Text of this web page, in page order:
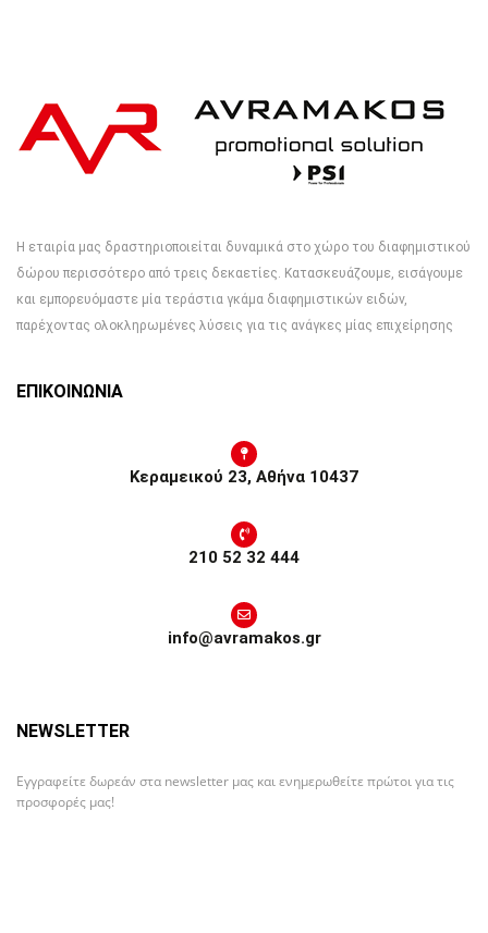
Η εταιρία μας δραστηριοποιείται δυναμικά στο χώρο του διαφημιστικού
δώρου περισσότερο από τρεις δεκαετίες. Κατασκευάζουμε, εισάγουμε
και εμπορευόμαστε μία τεράστια γκάμα διαφημιστικών ειδών,
παρέχοντας ολοκληρωμένες λύσεις για τις ανάγκες μίας επιχείρησης
ΕΠΙΚΟΙΝΩΝΙΑ
Κεραμεικού 23, Αθήνα 10437
210 52 32 444
info@avramakos.gr
NEWSLETTER
Εγγραφείτε δωρεάν στα newsletter μας και ενημερωθείτε πρώτοι για τις
προσφορές μας!